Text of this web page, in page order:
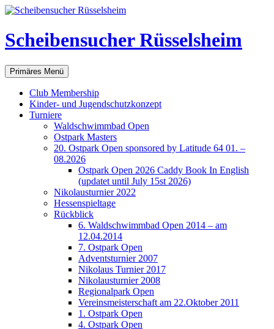
Scheibensucher Rüsselsheim
Suchen
Primäres Menü Zum
Inhalt
springen
Club Membership
Kinder- und Jugendschutzkonzept
Turniere
Waldschwimmbad Open
Ostpark Masters
20. Ostpark Open sponsored by Latitude 64 01. –
08.2026
Ostpark Open 2026 Caddy Book In English
(updatet until July 15st 2026)
Nikolausturnier 2022
Hessenspieltage
Rückblick
6. Waldschwimmbad Open 2014 – am
12.04.2014
7. Ostpark Open
Adventsturnier 2007
Nikolaus Turnier 2017
Nikolausturnier 2008
Regionalpark Open
Vereinsmeisterschaft am 22.Oktober 2011
1. Ostpark Open
4. Ostpark Open